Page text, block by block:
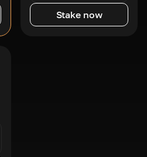
Stake now